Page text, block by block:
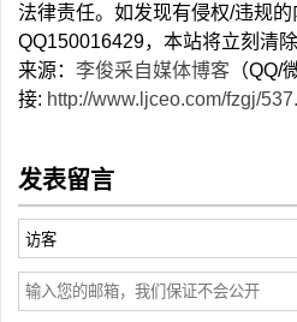
法律责任。如发现有侵权/违规的
QQ150016429，本站将立刻清除
来源： 李俊采自媒体博客 （QQ/
接: http://www.ljceo.com/fzgj/
发表留言